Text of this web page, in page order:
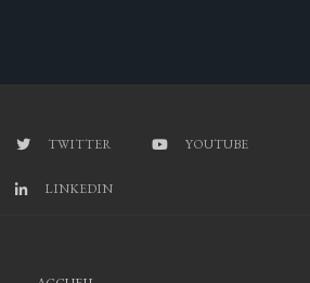
TWITTER YOUTUBE
LINKEDIN